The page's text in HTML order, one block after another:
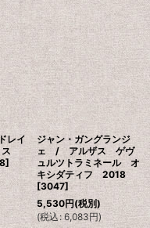
レイ
ス
]
ジャン・ガングランジ
ェ / アルザス ゲヴ
ュルツトラミネール オ
キシダティフ 2018
[3047]
5,530円(税別)
(税込 : 6,083円)